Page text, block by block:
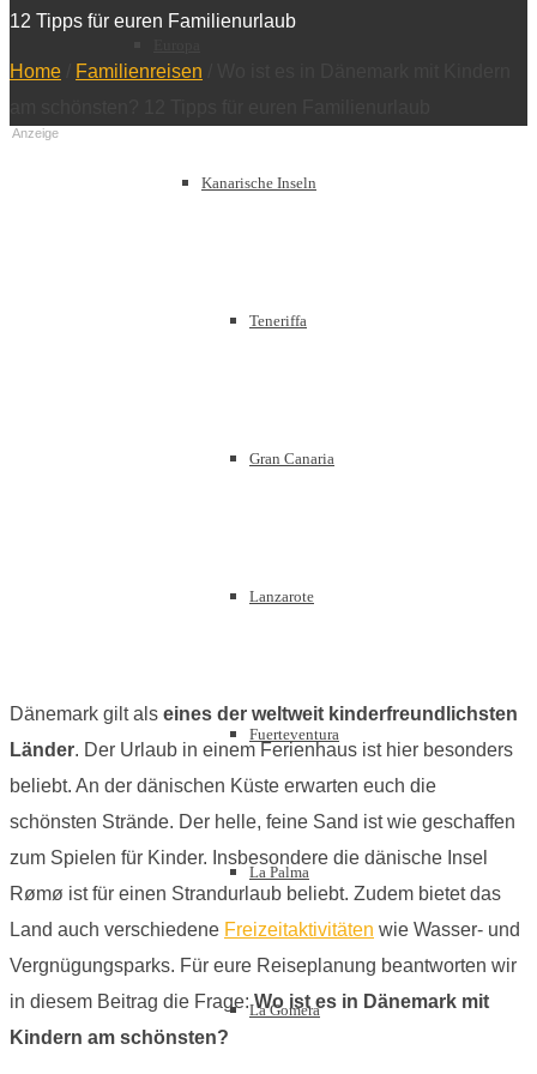
Kanarische Inseln
Teneriffa
Gran Canaria
Lanzarote
Fuerteventura
La Palma
La Gomera
12 Tipps für euren Familienurlaub
Home Familienreisen
Anzeige
Dänemark gilt als eines der weltweit kinderfreundlichsten
Länder. Der Urlaub in einem Ferienhaus ist hier besonders
beliebt. An der dänischen Küste erwarten euch die
schönsten Strände. Der helle, feine Sand ist wie geschaffen
zum Spielen für Kinder. Insbesondere die dänische Insel
Rømø ist für einen Strandurlaub beliebt. Zudem bietet das
Land auch verschiedene Freizeitaktivitäten wie Wasser- und
Vergnügungsparks. Für eure Reiseplanung beantworten wir
in diesem Beitrag die Frage:Wo ist es in Dänemark mit
Kindern am schönsten?